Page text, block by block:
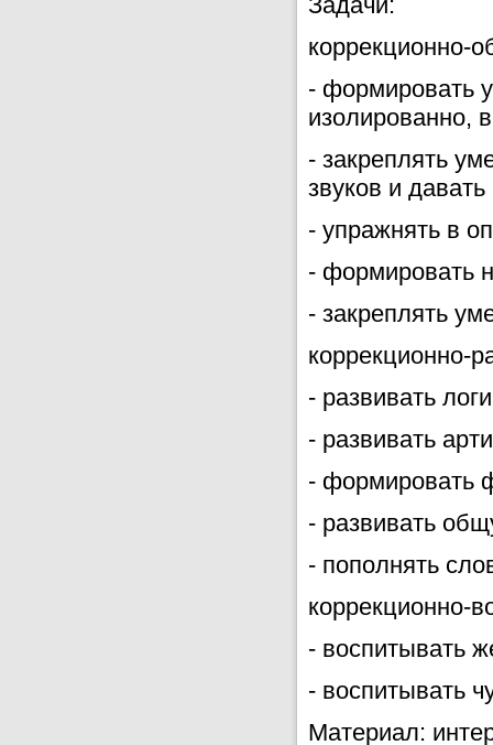
коррекционно-
- формировать
изолированно,
- закреплять
звуков и
- упражнять в
- формировать
- закреплять
коррекционно-
- развивать
- развивать
- формировать
- развивать
- пополнять
коррекционно-
- воспитывать
- воспитывать
Материал: